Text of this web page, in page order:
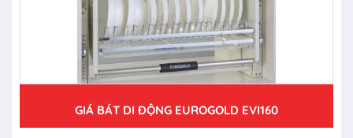
GIÁ BÁT DI ĐỘNG EUROGOLD EVI160